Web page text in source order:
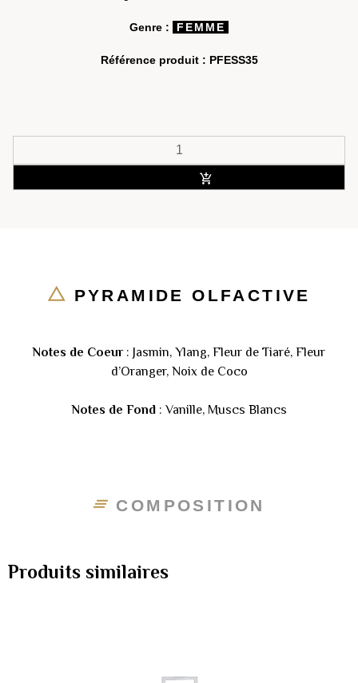
Genre : FEMME
Référence produit : PFESS35
PYRAMIDE OLFACTIVE
Notes de Coeur: Jasmin, Ylang, Fleur de Tiaré, Fleur
d’Oranger, Noix de Coco
Notes de Fond: Vanille, Muscs Blancs
COMPOSITION
Produits similaires